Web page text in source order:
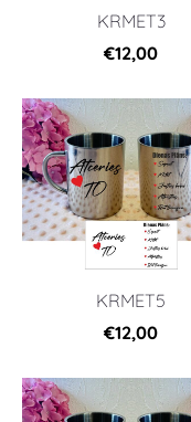
KRMET3
€12,00
KRMET5
€12,00